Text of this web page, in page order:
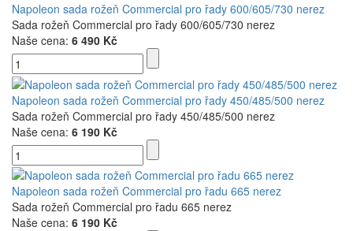
Napoleon sada rožeň Commercial pro řady 600/605/730 nerez
Sada rožeň Commercial pro řady 600/605/730 nerez
Naše cena: 6 490 Kč
Napoleon sada rožeň Commercial pro řady 450/485/500 nerez
Sada rožeň Commercial pro řady 450/485/500 nerez
Naše cena: 6 190 Kč
Napoleon sada rožeň Commercial pro řadu 665 nerez
Sada rožeň Commercial pro řadu 665 nerez
Naše cena: 6 190 Kč